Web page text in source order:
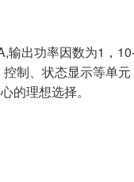
出功率因数为1，
制、状态显示等单
的理想选择。